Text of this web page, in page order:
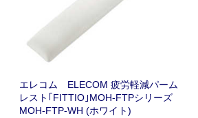
エレコム ELECOM 疲労軽減パーム
レスト｢FITTIO｣MOH-FTPシリーズ
MOH‐FTP‐WH (ホワイト)